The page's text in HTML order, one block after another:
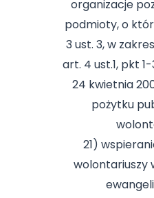
organizacje
podmioty, o
3 ust. 3, w
art. 4 ust.1, pkt
24 kwietnia
pożytku
21)
wolontariuszy